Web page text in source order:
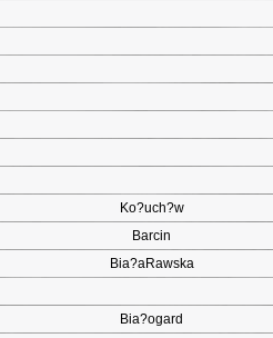
Ko?uch?w
Barcin
Bia?aRawska
Bia?ogard